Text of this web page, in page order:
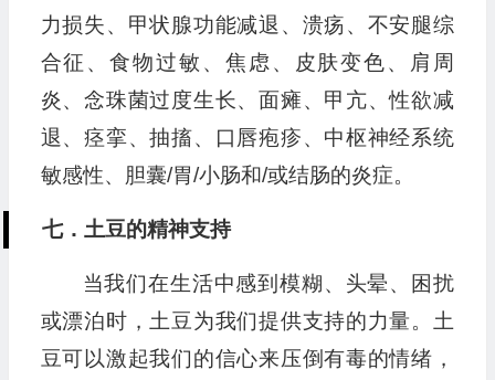
力损失、甲状腺功能减退、溃疡、不安腿综
合征、食物过敏、焦虑、皮肤变色、肩周
炎、念珠菌过度生长、面瘫、甲亢、性欲减
退、痉挛、抽搐、口唇疱疹、中枢神经系统
敏感性、胆囊/胃/小肠和/或结肠的炎症。
七．土豆的精神支持
当我们在生活中感到模糊、头晕、困扰
或漂泊时，土豆为我们提供支持的力量。土
豆可以激起我们的信心来压倒有毒的情绪，